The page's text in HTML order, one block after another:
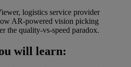
logistics service provider
AR-powered vision picking
the quality-vs-speed paradox.
will learn: